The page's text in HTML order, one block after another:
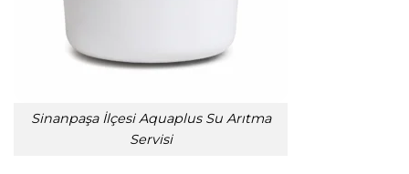
Sinanpaşa İlçesi Aquaplus Su Arıtma
Servisi